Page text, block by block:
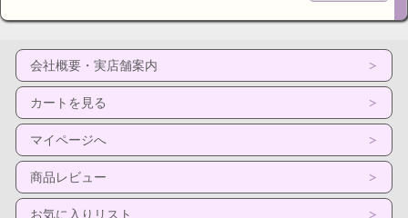
会社概要・実店舗案内
カートを見る
マイページへ
商品レビュー
お気に入りリスト